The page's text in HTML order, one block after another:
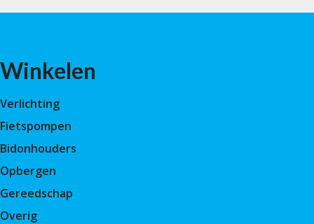
Winkelen
Verlichting
Fietspompen
Bidonhouders
Opbergen
Gereedschap
Overig